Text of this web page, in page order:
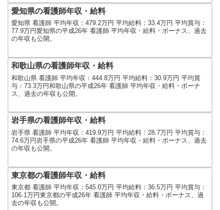
愛知県の看護師年収・給料
愛知県 看護師 平均年収：479.2万円 平均給料：33.4万円 平均賞与：
77.9万円愛知県の平成26年 看護師 平均年収・給料・ボーナス、過去
の年収も公開。
和歌山県の看護師年収・給料
和歌山県 看護師 平均年収：444.8万円 平均給料：30.9万円 平均賞
与：73.3万円和歌山県の平成26年 看護師 平均年収・給料・ボーナ
ス、過去の年収も公開。
岩手県の看護師年収・給料
岩手県 看護師 平均年収：419.9万円 平均給料：28.7万円 平均賞与：
74.6万円岩手県の平成26年 看護師 平均年収・給料・ボーナス、過去
の年収も公開。
東京都の看護師年収・給料
東京都 看護師 平均年収：545.0万円 平均給料：36.5万円 平均賞与：
106.1万円東京都の平成26年 看護師 平均年収・給料・ボーナス、過
去の年収も公開。